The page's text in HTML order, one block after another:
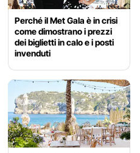
Perché il Met Gala è in crisi
come dimostrano i prezzi
dei biglietti in calo e i posti
invenduti